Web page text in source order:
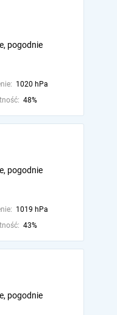
pogodnie
1020 hPa
48%
pogodnie
1019 hPa
43%
pogodnie